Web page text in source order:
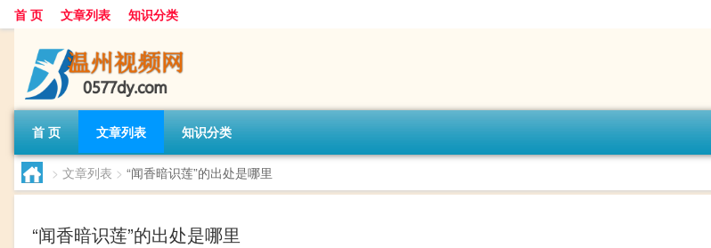
首 页 文章列表 知识分类
首 页 文章列表 知识分类
> 文章列表 > “闻香暗识莲”的出处是哪里
“闻香暗识莲”的出处是哪里